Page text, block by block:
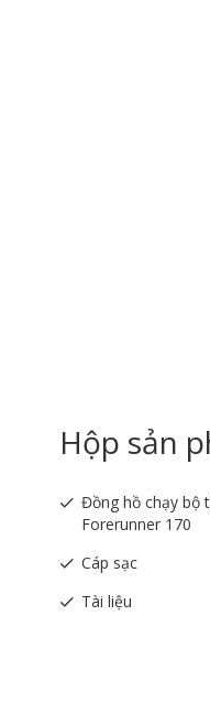
Hộp sản
Đồng hồ chạy bộ
Forerunner 170
Cáp sạc
Tài liệu